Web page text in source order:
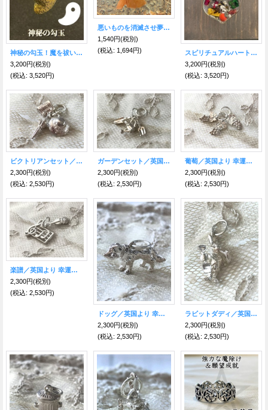
神秘の勾玉！魔を祓い金運を呼ぶ！清めの音色 水琴鈴
3,200円(税別)
(税込: 3,520円)
悪いものを消滅させ夢を掴む！ドリームキャッチャー☆皮ストラップSS【b】
1,540円(税別)
(税込: 1,694円)
スピリチュアルハート グランデーロパワーBK
3,200円(税別)
(税込: 3,520円)
ビクトリアンセット／英国より 幸運のシルバーチャーム
2,300円(税別)
(税込: 2,530円)
ガーデンセット／英国より 幸運のシルバーチャーム
2,300円(税別)
(税込: 2,530円)
葡萄／英国より 幸運のシルバーチャーム
2,300円(税別)
(税込: 2,530円)
楽譜／英国より 幸運のシルバーチャーム
2,300円(税別)
(税込: 2,530円)
ドッグ／英国より 幸運のシルバーチャーム
2,300円(税別)
(税込: 2,530円)
ラビットダディ／英国より幸運のシルバーチャーム
2,300円(税別)
(税込: 2,530円)